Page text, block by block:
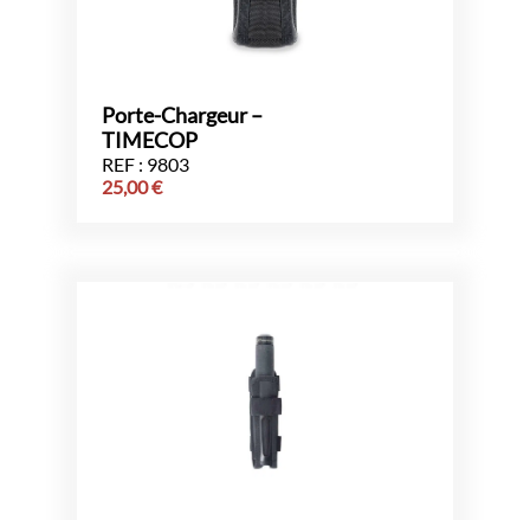
Porte-Chargeur –
TIMECOP
REF : 9803
25,00€